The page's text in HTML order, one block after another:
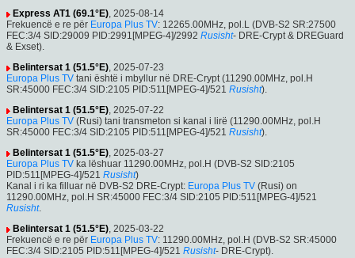
Express AT1 (69.1°E), 2025-08-14
Frekuencë e re për Europa Plus TV: 12265.00MHz, pol.L (DVB-S2 SR:27500
FEC:3/4 SID:29009 PID:2991[MPEG-4]/2992 Rusisht- DRE-Crypt & DREGuard
& Exset).
Belintersat 1 (51.5°E), 2025-07-23
Europa Plus TV tani është i mbyllur në DRE-Crypt (11290.00MHz, pol.H
SR:45000 FEC:3/4 SID:2105 PID:511[MPEG-4]/521 Rusisht).
Belintersat 1 (51.5°E), 2025-07-22
Europa Plus TV (Rusi) tani transmeton si kanal i lirë (11290.00MHz, pol.H
SR:45000 FEC:3/4 SID:2105 PID:511[MPEG-4]/521 Rusisht).
Belintersat 1 (51.5°E), 2025-03-27
Europa Plus TV ka lëshuar 11290.00MHz, pol.H (DVB-S2 SID:2105
PID:511[MPEG-4]/521 Rusisht)
Kanal i ri ka filluar në DVB-S2 DRE-Crypt: Europa Plus TV (Rusi) on
11290.00MHz, pol.H SR:45000 FEC:3/4 SID:2105 PID:511[MPEG-4]/521
Rusisht.
Belintersat 1 (51.5°E), 2025-03-22
Frekuencë e re për Europa Plus TV: 11290.00MHz, pol.H (DVB-S2 SR:45000
FEC:3/4 SID:2105 PID:511[MPEG-4]/521 Rusisht- DRE-Crypt).